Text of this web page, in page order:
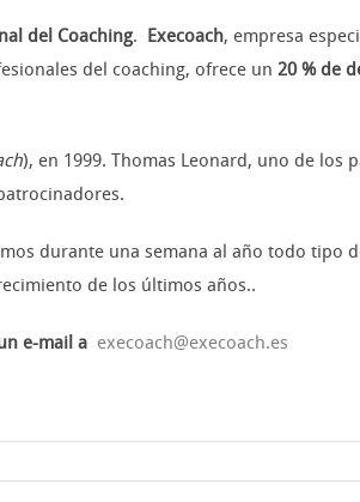
del Coaching. Execoach, empresa
del coaching, ofrece un 20 % de
), en 1999. Thomas Leonard, uno de los
durante una semana al año todo tipo
de los últimos años..
e-mail a execoach@execoach.es